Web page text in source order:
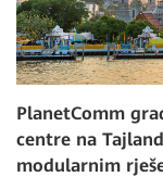
PlanetComm
centre na
modularnim